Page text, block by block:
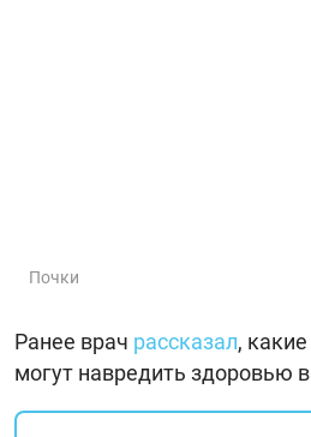
Почки
Ранее врач рассказал,
могут навредить здоровью